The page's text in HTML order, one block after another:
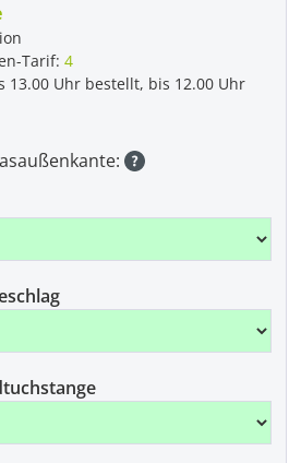
Tarif:4
13.00 Uhr bestellt, bis 12.00 Uhr